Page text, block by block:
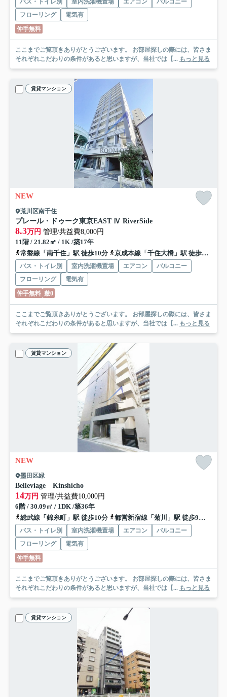
バス・トイレ別 室内洗濯機置場 エアコン
バルコニー
フローリング
電気有
仲手無料
ここまでご覧頂きありがとうございます。 お部屋探しの際には、皆さま
それぞれこだわりの条件があると思いますが、当社では【... もっと見る
賃貸マンション
NEW
荒川区南千住
プレール・ドゥーク東京EAST Ⅳ RiverSide
8.3万円 管理/共益費8,000円
11階 / 21.82㎡ / 1K /築17年
常磐線「南千住」駅 徒歩10分
京成本線「千住大橋」駅 徒歩7分
バス・トイレ別 室内洗濯機置場 エアコン
バルコニー
フローリング
電気有
仲手無料 敷0
ここまでご覧頂きありがとうございます。 お部屋探しの際には、皆さま
それぞれこだわりの条件があると思いますが、当社では【... もっと見る
賃貸マンション
NEW
墨田区緑
Belleviage Kinshicho
14万円 管理/共益費10,000円
6階 / 30.09㎡ / 1DK /築36年
総武線「錦糸町」駅 徒歩10分
都営新宿線「菊川」駅 徒歩9分
バス・トイレ別 室内洗濯機置場 エアコン
バルコニー
フローリング
電気有
仲手無料
ここまでご覧頂きありがとうございます。 お部屋探しの際には、皆さま
それぞれこだわりの条件があると思いますが、当社では【... もっと見る
賃貸マンション